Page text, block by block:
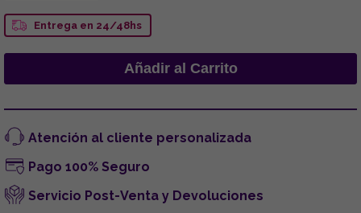
Entrega en 24/48hs
Atención al cliente personalizada
Pago 100% Seguro
Servicio Post-Venta y Devoluciones